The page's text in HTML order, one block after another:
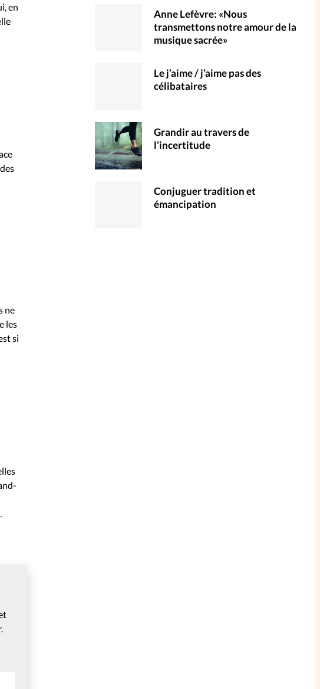
en
ne
les
si
Se
Anne Lefèvre: «Nous
transmettons notre amour de la
musique sacrée»
Le j’aime / j’aime pas des
célibataires
Grandir au travers de
l’incertitude
Conjuguer tradition et
émancipation